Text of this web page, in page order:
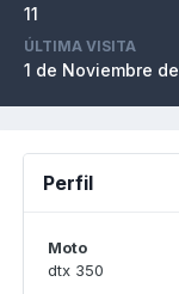
11
ÚLTIMA VISITA
1 de Noviembre
Perfil
Moto
dtx 350